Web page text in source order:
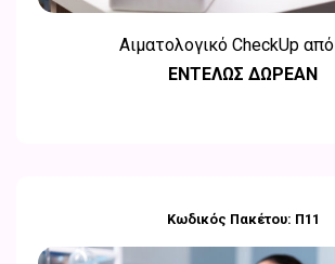
Αιματολογικό CheckUp από
ΕΝΤΕΛΩΣ ΔΩΡΕΑΝ
Κωδικός Πακέτου: Π11